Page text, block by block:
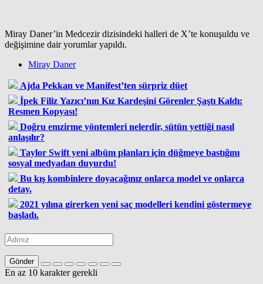
Miray Daner’in Medcezir dizisindeki halleri de X’te konuşuldu ve
değişimine dair yorumlar yapıldı.
Miray Daner
Ajda Pekkan ve Manifest’ten sürpriz düet
İpek Filiz Yazıcı’nın Kız Kardeşini Görenler Şaştı Kaldı:
Resmen Kopyası!
Doğru emzirme yöntemleri nelerdir, sütün yettiği nasıl
anlaşılır?
Taylor Swift yeni albüm planları için düğmeye bastığını
sosyal medyadan duyurdu!
Bu kış kombinlere doyacağınız onlarca model ve onlarca
detay.
2021 yılına girerken yeni saç modelleri kendini göstermeye
başladı.
Gönder
En az 10 karakter gerekli